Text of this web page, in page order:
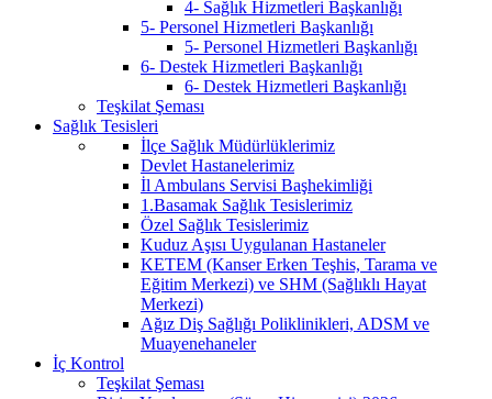
4- Sağlık Hizmetleri Başkanlığı
5- Personel Hizmetleri Başkanlığı
5- Personel Hizmetleri Başkanlığı
6- Destek Hizmetleri Başkanlığı
6- Destek Hizmetleri Başkanlığı
Teşkilat Şeması
Sağlık Tesisleri
İlçe Sağlık Müdürlüklerimiz
Devlet Hastanelerimiz
İl Ambulans Servisi Başhekimliği
1.Basamak Sağlık Tesislerimiz
Özel Sağlık Tesislerimiz
Kuduz Aşısı Uygulanan Hastaneler
KETEM (Kanser Erken Teşhis, Tarama ve
Eğitim Merkezi) ve SHM (Sağlıklı Hayat
Merkezi)
Ağız Diş Sağlığı Poliklinikleri, ADSM ve
Muayenehaneler
İç Kontrol
Teşkilat Şeması